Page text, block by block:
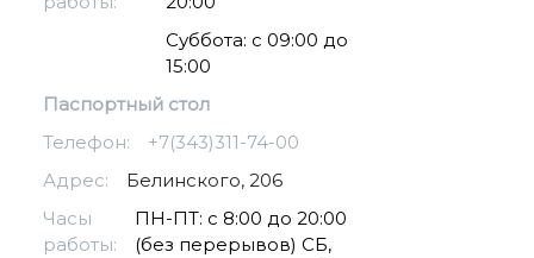
Суббота: с 09:00 до
15:00
Паспортный стол
Телефон:
+7(343)311-74-00
Адрес:
Белинского, 206
Часы
работы:
ПН-ПТ: с 8:00 до 20:00
(без перерывов) СБ,